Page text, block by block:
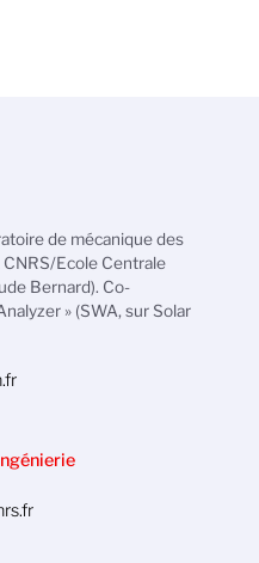
de mécanique des
Ecole Centrale
Bernard). Co-
» (SWA, sur Solar